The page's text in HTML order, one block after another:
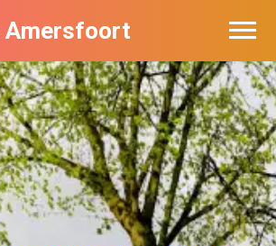
Amersfoort
in Amersfoort